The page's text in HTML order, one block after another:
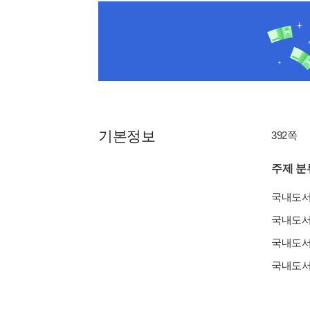
기본정보 392쪽
주제 분
국내도
국내도
국내도
국내도